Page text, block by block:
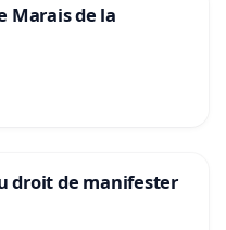
Marais de la
droit de manifester